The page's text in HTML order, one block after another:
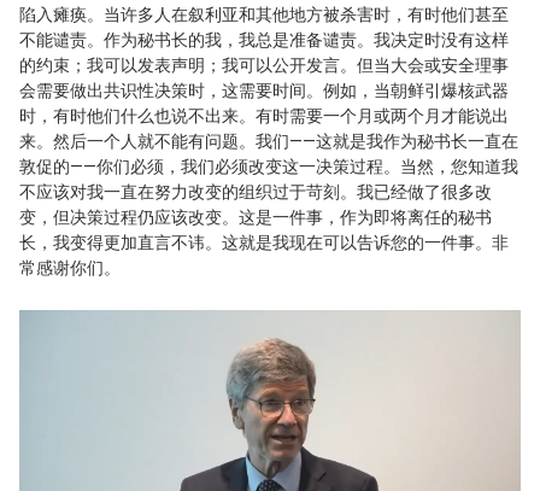
陷入瘫痪。当许多人在叙利亚和其他地方被杀害时，有时他们甚至
不能谴责。作为秘书长的我，我总是准备谴责。我决定时没有这样
的约束；我可以发表声明；我可以公开发言。但当大会或安全理事
会需要做出共识性决策时，这需要时间。例如，当朝鲜引爆核武器
时，有时他们什么也说不出来。有时需要一个月或两个月才能说出
来。然后一个人就不能有问题。我们——这就是我作为秘书长一直在
敦促的——你们必须，我们必须改变这一决策过程。当然，您知道我
不应该对我一直在努力改变的组织过于苛刻。我已经做了很多改
变，但决策过程仍应该改变。这是一件事，作为即将离任的秘书
长，我变得更加直言不讳。这就是我现在可以告诉您的一件事。非
常感谢你们。